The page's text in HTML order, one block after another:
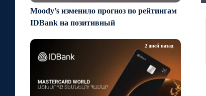
Moody’s изменило прогноз по рейтингам
IDBank на позитивный
2 дней назад